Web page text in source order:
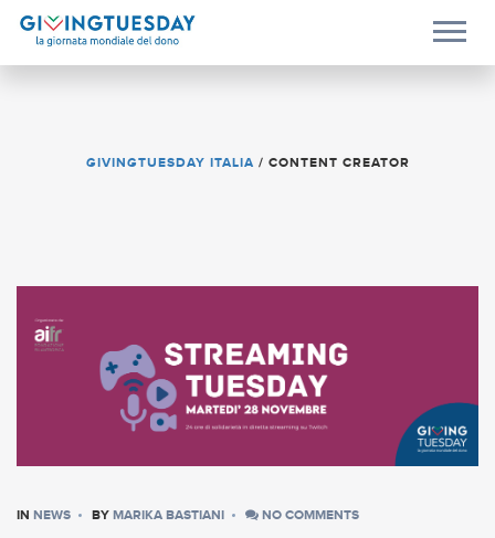
GIVINGTUESDAY ITALIA / CONTENT CREATOR
IN NEWS BY MARIKA BASTIANI NO COMMENTS